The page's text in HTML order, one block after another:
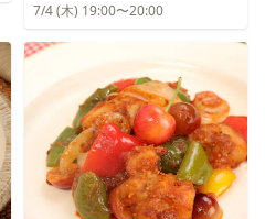
7/4 (木) 19:00〜20:00